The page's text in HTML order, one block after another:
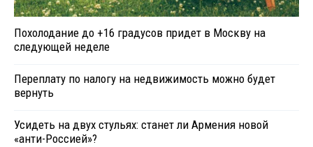
Похолодание до +16 градусов придет в Москву на
следующей неделе
Переплату по налогу на недвижимость можно будет
вернуть
Усидеть на двух стульях: станет ли Армения новой
«анти-Россией»?